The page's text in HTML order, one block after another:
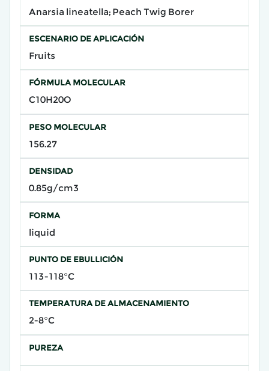
Anarsia lineatella; Peach Twig Borer
ESCENARIO DE APLICACIÓN
Fruits
FÓRMULA MOLECULAR
C10H20O
PESO MOLECULAR
156.27
DENSIDAD
0.85g/cm3
FORMA
liquid
PUNTO DE EBULLICIÓN
113-118°C
TEMPERATURA DE ALMACENAMIENTO
2-8°C
PUREZA